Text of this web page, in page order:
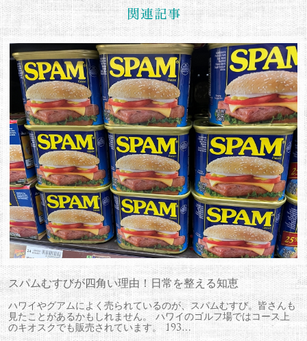
スパムむすびが四角い理由！日常を整える知恵
ハワイやグアムによく売られているのが、スパムむすび。皆さんも
見たことがあるかもしれません。 ハワイのゴルフ場ではコース上
のキオスクでも販売されています。 193…